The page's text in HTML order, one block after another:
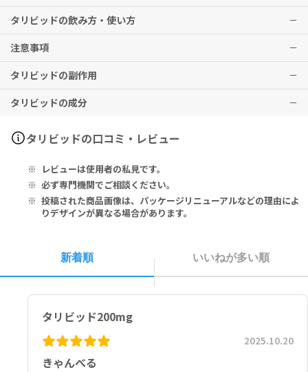
適応菌種
本剤に感性のブドウ球菌属、レンサ球菌属、肺炎球菌、腸球菌属、淋
菌、らい菌、大腸菌、赤痢菌、チフス菌、パラチフス菌、シトロバク
ター属、肺炎桿菌、エンテロバクター属、セラチア属、プロテウス
属、モルガネラ・モルガニー、プロビデンシア属、インフルエンザ
菌、緑膿菌、アシネトバクター属、カンピロバクター属、ペプトスト
レプトコッカス属、トラコーマクラミジア(クラミジア・トラコマティ
適応症
膿皮症、外傷・熱傷及び手術創等の二次感染、乳腺炎、肛門周囲膿
瘍、咽頭・喉頭炎、扁桃炎、急性気管支炎、肺炎、慢性呼吸器病変の
二次感染、膀胱炎、腎盂腎炎、前立腺炎(急性症、慢性症)、精巣上体
炎(副睾丸炎)、尿道炎、子宮頸管炎、胆嚢炎、胆管炎、感染性腸炎、
副鼻腔炎、歯周組織炎、歯冠周囲炎、顎炎、ハンセン病
※効果には個人差がありますことを予めご了承ください。
タリビッドの飲み方・使い方
通常、成人に対して、オフロキサシンとして1日300～600mg(1.5～3
錠)を2～3回に分割して経口投与する。
ハンセン病については、オフロキサシンとして1日400～600mg(2～
3錠)を2～3回に分割して経口投与する。なお、感染症の種類及び症状
により適宜増減する。ハンセン病については、原則として他の抗ハン
腸チフス、パラチフスについては、オフロキサシンとして1回200mg
(1錠)を1日4回、14日間経口投与する。
■錠剤を分割して服用される際は、下記商品のご利用を推奨いたしま
す。
安全度の高い錠剤カッターをご希望の方には、ウルトラピルカッタ
注意事項
飲み忘れに気付いた際は、思い出したときすぐに服用してください。
ただし、次の服用時間が近いときは忘れた分は服用しないでくださ
い。
妊娠中・妊娠の可能性のある方・授乳中の方は、本剤服用前に必ず医
自分の判断で中止せず医師の指示どおりに服用してください。
アルミニウム・マグネシウム含有の制酸剤（胃薬）や、鉄剤、カルシ
ウム含有製剤と同時に服用すると本剤の効き目が弱くなるため、でき
るだけ避けてください。（1～2時間、服用間隔をあけてください。）
■以下の方は本剤を服用しないでください。
本剤の成分又はレボフロキサシン水和物に対し過敏症の既往歴のある
妊婦又は妊娠している可能性のある婦人
小児等
タリビッドの副作用
発疹、不眠、頭痛、BUN上昇、クレアチニン上昇、AST(GOT)上昇、
悪心、嘔吐、下痢、食欲不振、腹痛、消化不良、腹部不快感
mal Necrolysis：TEN)、皮膚粘膜眼症候群(Stevens-Johnson症候
群)、痙攣、QT延長、心室頻拍(Torsades de pointesを含む)、急
性腎不全、間質性腎炎、劇症肝炎、肝機能障害、黄疸、無顆粒球症、
汎血球減少症、血小板減少、溶血性貧血、間質性肺炎、好酸球性肺
神症状、過敏性血管炎、重症筋無力症の悪化などの症状が現れる場合
があります。
その他、なにか異変を感じた際は速やかに医師の診察をお受けくださ
い。
タリビッドの成分
Each Tablet Contains 200 mg of Ofloxacin and Lactose Mono
hydrate and Other Excipients.
1錠中：オフロキサシン 200mg、乳糖水和物、その他添加剤
タリビッドの口コミ・レビュー
レビューは使用者の私見です。
必ず専門機関でご相談ください。
投稿された商品画像は、パッケージリニューアルなどの理由によ
りデザインが異なる場合があります。
新着順 いいねが多い順
タリビッド200mg
きゃんべる
2025.10.20